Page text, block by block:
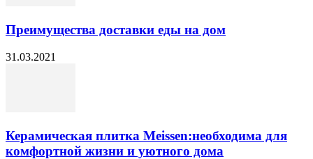
Преимущества доставки еды на дом
31.03.2021
Керамическая плитка Meissen:необходима для
комфортной жизни и уютного дома